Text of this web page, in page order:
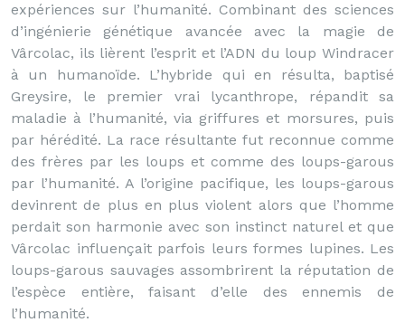
expériences sur l’humanité. Combinant des sciences
d’ingénierie génétique avancée avec la magie de
Vârcolac, ils lièrent l’esprit et l’ADN du loup Windracer
à un humanoïde. L’hybride qui en résulta, baptisé
Greysire, le premier vrai lycanthrope, répandit sa
maladie à l’humanité, via griffures et morsures, puis
par hérédité. La race résultante fut reconnue comme
des frères par les loups et comme des loups-garous
par l’humanité. A l’origine pacifique, les loups-garous
devinrent de plus en plus violent alors que l’homme
perdait son harmonie avec son instinct naturel et que
Vârcolac influençait parfois leurs formes lupines. Les
loups-garous sauvages assombrirent la réputation de
l’espèce entière, faisant d’elle des ennemis de
l’humanité.